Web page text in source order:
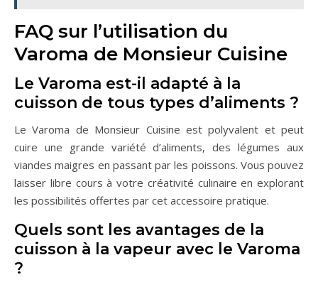
FAQ sur l’utilisation du
Varoma de Monsieur Cuisine
Le Varoma est-il adapté à la
cuisson de tous types d’aliments ?
Le Varoma de Monsieur Cuisine est polyvalent et peut
cuire une grande variété d’aliments, des légumes aux
viandes maigres en passant par les poissons. Vous pouvez
laisser libre cours à votre créativité culinaire en explorant
les possibilités offertes par cet accessoire pratique.
Quels sont les avantages de la
cuisson à la vapeur avec le Varoma
?